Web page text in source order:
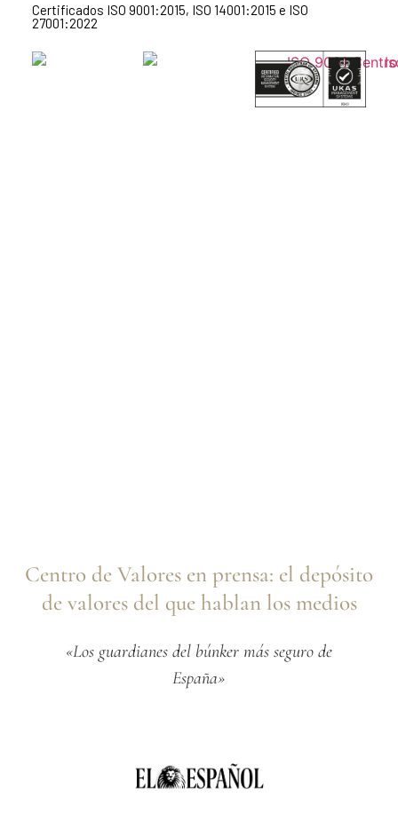
Certificados ISO 9001:2015, ISO 14001:2015 e ISO
27001:2022
Centro de Valores en prensa: el depósito
de valores del que hablan los medios
«Los guardianes del búnker más seguro de
España»